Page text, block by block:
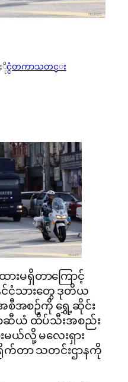
ႏိုင္ငံတကာသတင္း
းမရှိတာကြောင့်
င်ငံသားတွေ ဒုတိယ
စီအစဥ်ကို ရွှေ့ဆိုင်း
ာဆီယံ ထိပ်သီးအစည်း
းမယ်လို့ မလေးရှား
က်တာ သတင်းဌာနကို